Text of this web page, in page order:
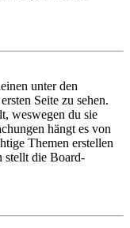
unter den
Seite zu sehen.
weswegen du sie
hängt es von
Themen erstellen
stellt die Board-